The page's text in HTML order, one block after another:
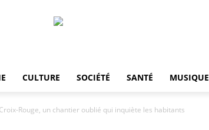
CULTURE SOCIÉTÉ SANTÉ MUSIQUE
Rouge, un chantier oublié qui inquiète les habitants